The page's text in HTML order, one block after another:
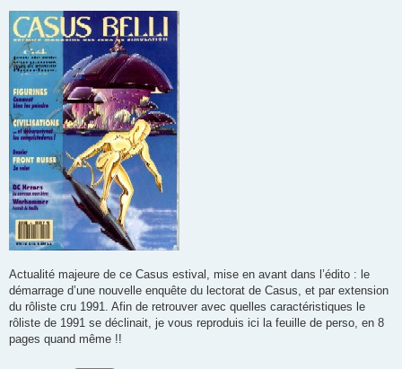
Actualité majeure de ce Casus estival, mise en avant dans l’édito : le
démarrage d’une nouvelle enquête du lectorat de Casus, et par extension
du rôliste cru 1991. Afin de retrouver avec quelles caractéristiques le
rôliste de 1991 se déclinait, je vous reproduis ici la feuille de perso, en 8
pages quand même !!